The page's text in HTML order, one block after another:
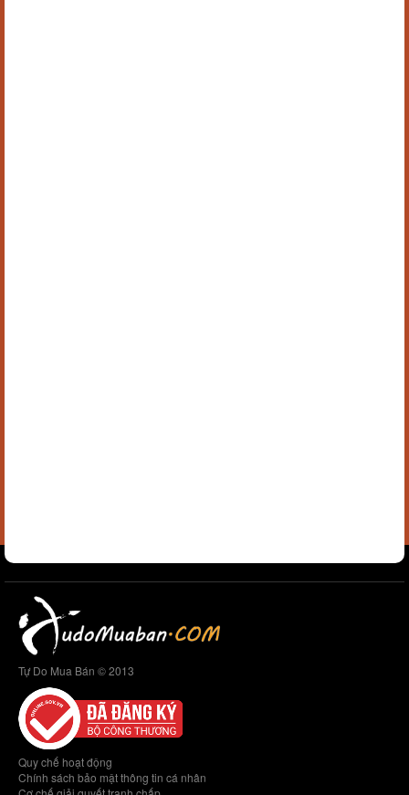
Tự Do Mua Bán © 2013
Quy chế hoạt động
Chính sách bảo mật thông tin cá nhân